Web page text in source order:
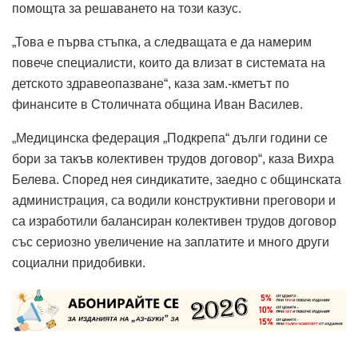
помощта за решаването на този казус.
„Това е първа стъпка, а следващата е да намерим
повече специалисти, които да влизат в системата на
детското здравеопазване“, каза зам.-кметът по
финансите в Столичната община Иван Василев.
„Медицинска федерация „Подкрепа“ дълги години се
бори за такъв колективен трудов договор“, каза Вихра
Белева. Според нея синдикатите, заедно с общинската
администрация, са водили конструктивни преговори и
са изработили балансиран колективен трудов договор
със сериозно увеличение на заплатите и много други
социални придобивки.